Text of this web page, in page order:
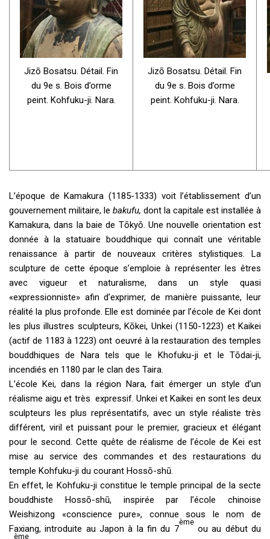
Jizō Bosatsu. Détail. Fin
du 9e s. Bois d’orme
peint. Kohfuku-ji. Nara.
Jizō Bosatsu. Détail. Fin
du 9e s. Bois d’orme
peint. Kohfuku-ji. Nara.
L’époque de Kamakura (1185-1333) voit l’établissement d’un
gouvernement militaire, le bakufu, dont la capitale est installée à
Kamakura, dans la baie de Tōkyō. Une nouvelle orientation est
donnée à la statuaire bouddhique qui connaît une véritable
renaissance à partir de nouveaux critères stylistiques. La
sculpture de cette époque s’emploie à représenter les êtres
avec vigueur et naturalisme, dans un style quasi
«expressionniste» afin d’exprimer, de manière puissante, leur
réalité la plus profonde. Elle est dominée par l’école de Kei dont
les plus illustres sculpteurs, Kōkei, Unkei (1150-1223) et Kaikei
(actif de 1183 à 1223) ont oeuvré à la restauration des temples
bouddhiques de Nara tels que le Khofuku-ji et le Tōdai-ji,
incendiés en 1180 par le clan des Taira.
L’école Kei, dans la région Nara, fait émerger un style d’un
réalisme aigu et très expressif. Unkei et Kaikei en sont les deux
sculpteurs les plus représentatifs, avec un style réaliste très
différent, viril et puissant pour le premier, gracieux et élégant
pour le second. Cette quête de réalisme de l’école de Kei est
mise au service des commandes et des restaurations du
temple Kohfuku-ji du courant Hossō-shū.
En effet, le Kohfuku-ji constitue le temple principal de la secte
bouddhiste Hossō-shū, inspirée par l’école chinoise
Weishizong «conscience pure», connue sous le nom de
Faxiang, introduite au Japon à la fin du 7
ème
ou au début du
ème